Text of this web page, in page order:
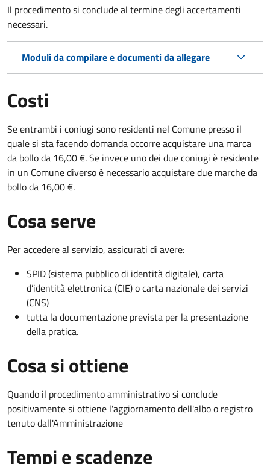
Il procedimento si conclude al termine degli accertamenti
necessari.
Moduli da compilare e documenti da allegare
Costi
Se entrambi i coniugi sono residenti nel Comune presso il
quale si sta facendo domanda occorre acquistare una marca
da bollo da 16,00 €. Se invece uno dei due coniugi è residente
in un Comune diverso è necessario acquistare due marche da
bollo da 16,00 €.
Cosa serve
Per accedere al servizio, assicurati di avere:
SPID (sistema pubblico di identità digitale), carta
d’identità elettronica (CIE) o carta nazionale dei servizi
(CNS)
tutta la documentazione prevista per la presentazione
della pratica.
Cosa si ottiene
Quando il procedimento amministrativo si conclude
positivamente si ottiene l'aggiornamento dell'albo o registro
tenuto dall'Amministrazione
Tempi e scadenze